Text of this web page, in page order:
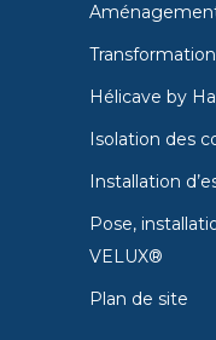
Hélicave by
Isolation des
Installation
Pose,
VELUX®
Plan de site